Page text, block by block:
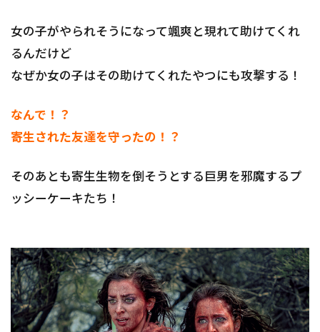
女の子がやられそうになって颯爽と現れて助けてくれ
るんだけど
なぜか女の子はその助けてくれたやつにも攻撃する！
なんで！？
寄生された友達を守ったの！？
そのあとも寄生生物を倒そうとする巨男を邪魔するプ
ッシーケーキたち！